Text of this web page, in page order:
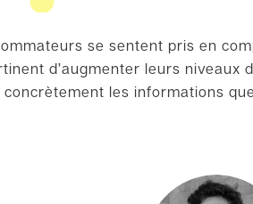
se sentent pris en
d’augmenter leurs niveaux
concrètement les informations